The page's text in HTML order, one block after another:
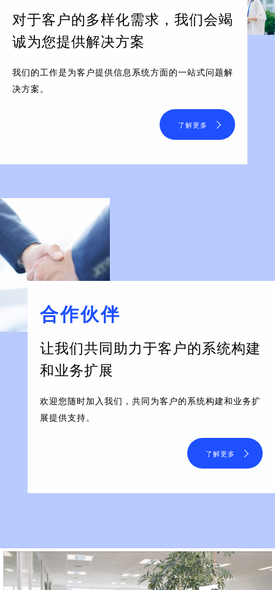
对于客户的多样化需求， 我们会竭
诚为您提供解决方案
我们的工作是为客户提供信息系统方面的一站式问题解
决方案。
了解更多
合作伙伴
让我们共同助力于客户的系统构建
和业务扩展
欢迎您随时加入我们，共同为客户的系统构建和业务扩
展提供支持。
了解更多